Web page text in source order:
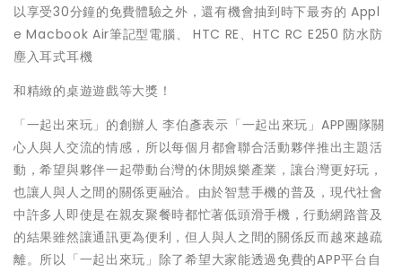
以享受30分鐘的免費體驗之外，還有機會抽到時下最夯的 Appl
e Macbook Air筆記型電腦、 HTC RE、HTC RC E250 防水防
塵入耳式耳機
和精緻的桌遊遊戲等大獎！
「一起出來玩」的創辦人 李伯彥表示「一起出來玩」APP團隊關
心人與人交流的情感， 所以每個月都會聯合活動夥伴推出主題活
動，希望與夥伴一起帶動台灣的休閒娛樂產業，讓台灣更好玩，
也讓人與人之間的關係更融洽。由於智慧手機的普及， 現代社會
中許多人即使是在親友聚餐時都忙著低頭滑手機，行動網路普及
的結果雖然讓通訊更為便利，但人與人之間的關係反而越來越疏
離。所以「一起出來玩」 除了希望大家能透過免費的APP平台自